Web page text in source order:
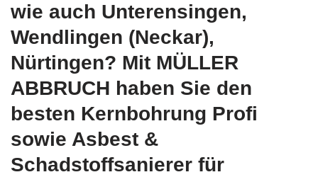
wie auch Unterensingen,
Wendlingen (Neckar),
Nürtingen? Mit MÜLLER
ABBRUCH haben Sie den
besten Kernbohrung Profi
sowie Asbest &
Schadstoffsanierer für